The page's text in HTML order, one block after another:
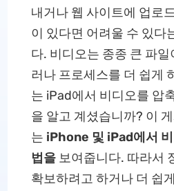
내거나 웹 사이트에 업로
이 있다면 어려울 수 있다
다. 비디오는 종종 큰 파
러나 프로세스를 더 쉽게
는 iPad에서 비디오를 압
을 알고 계셨습니까? 이
는 iPhone 및 iPad에서
법을보여줍니다. 따라서
확보하려고 하거나 더 쉽